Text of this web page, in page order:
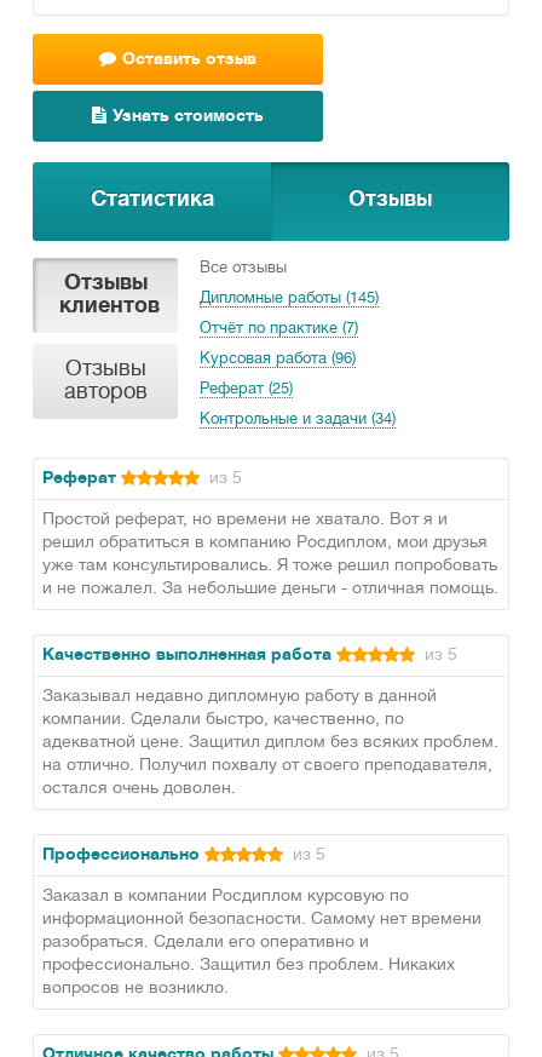
Оставить отзыв
Узнать стоимость
Статистика Отзывы
Отзывы
клиентов
Отзывы
авторов
Все отзывы
Дипломные работы (145)
Отчёт по практике (7)
Курсовая работа (96)
Реферат (25)
Контрольные и задачи (34)
Реферат из 5
Простой реферат, но времени не хватало. Вот я и
решил обратиться в компанию Росдиплом, мои друзья
уже там консультировались. Я тоже решил попробовать
и не пожалел. За небольшие деньги - отличная помощь.
Качественно выполненная работа из 5
Заказывал недавно дипломную работу в данной
компании. Сделали быстро, качественно, по
адекватной цене. Защитил диплом без всяких проблем.
на отлично. Получил похвалу от своего преподавателя,
остался очень доволен.
Профессионально из 5
Заказал в компании Росдиплом курсовую по
информационной безопасности. Самому нет времени
разобраться. Сделали его оперативно и
профессионально. Защитил без проблем. Никаких
вопросов не возникло.